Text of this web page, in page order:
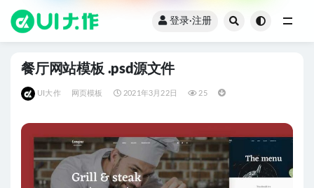
登录·注册
餐厅网站模板 .psd源文件
UI大作 网页模板 2021年3月22日 25